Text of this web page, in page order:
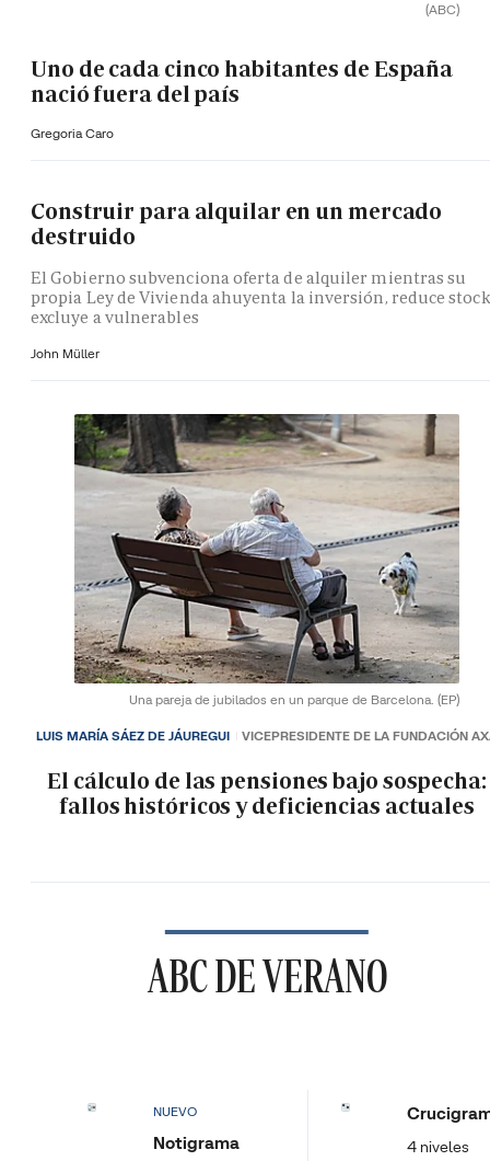
(ABC)
Uno de cada cinco habitantes de España
nació fuera del país
Gregoria Caro
Construir para alquilar en un mercado
destruido
El Gobierno subvenciona oferta de alquiler mientras su
propia Ley de Vivienda ahuyenta la inversión, reduce
excluye a vulnerables
John Müller
Una pareja de jubilados en un parque de Barcelona. (EP)
El cálculo de las pensiones bajo sospecha:
fallos históricos y deficiencias actuales
LUIS MARÍA SÁEZ DE JÁUREGUI VICEPRESIDENTE DE LA FUNDACIÓN
ABC DE VERANO
NUEVO
Notigrama 4 niveles